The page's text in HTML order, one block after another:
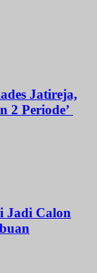
Jatireja,
2 Periode’
Jadi Calon